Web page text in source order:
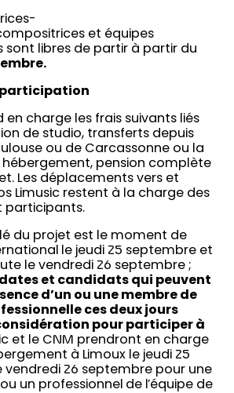
et équipes
sont libres de partir à partir du
en charge les frais suivants liés
de studio, transferts depuis
ou de Carcassonne ou la
hébergement, pension complète
Les déplacements vers et
Limusic restent à la charge des
participants.
du projet est le moment de
le jeudi 25 septembre et
le vendredi 26 septembre ;
et candidats qui peuvent
d’un ou une membre de
ces deux jours
pour participer à
et le CNM prendront en charge
à Limoux le jeudi 25
vendredi 26 septembre pour une
un professionnel de l’équipe de